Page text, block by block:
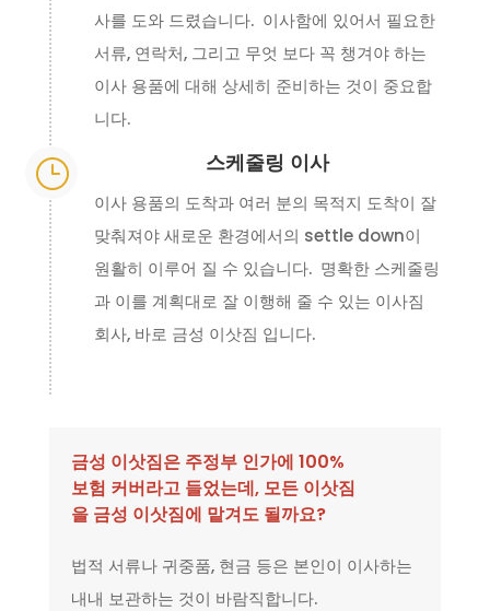
사를 도와 드렸습니다. 이사함에 있어서 필요한
서류, 연락처, 그리고 무엇 보다 꼭 챙겨야 하는
이사 용품에 대해 상세히 준비하는 것이 중요합
니다.
} 스케줄링 이사
이사 용품의 도착과 여러 분의 목적지 도착이 잘
맞춰져야 새로운 환경에서의 settle down이
원활히 이루어 질 수 있습니다. 명확한 스케줄링
과 이를 계획대로 잘 이행해 줄 수 있는 이사짐
회사, 바로 금성 이삿짐 입니다.
금성 이삿짐은 주정부 인가에 100%
보험 커버라고 들었는데, 모든 이삿짐
을 금성 이삿짐에 맡겨도 될까요?
법적 서류나 귀중품, 현금 등은 본인이 이사하는
내내 보관하는 것이 바람직합니다.